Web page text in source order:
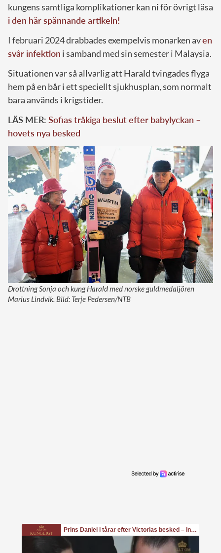
kungens samtliga komplikationer kan ni för övrigt läsa
i den här spännande artikeln!
I februari 2024 drabbades exempelvis monarken aven
svår infektion i samband med sin semester i Malaysia.
Situationen var så allvarlig att Harald tvingades flyga
hem på en bår i ett speciellt sjukhusplan, som normalt
bara används i krigstider.
LÄS MER: Sofias tråkiga beslut efter babylyckan –
hovets nya besked
Drottning Sonja och kung Harald med norske guldmedaljören
Marius Lindvik. Bild: Terje Pedersen/NTB